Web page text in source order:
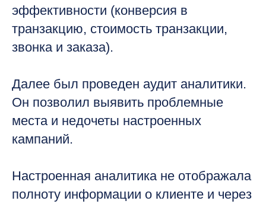
эффективности (конверсия в
транзакцию, стоимость транзакции,
звонка и заказа).
Далее был проведен аудит аналитики.
Он позволил выявить проблемные
места и недочеты настроенных
кампаний.
Настроенная аналитика не отображала
полноту информации о клиенте и через